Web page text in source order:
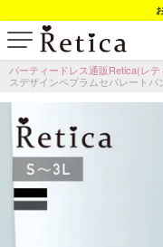
パーティードレス通販Retica(レテ
スデザインペプラムセパレート